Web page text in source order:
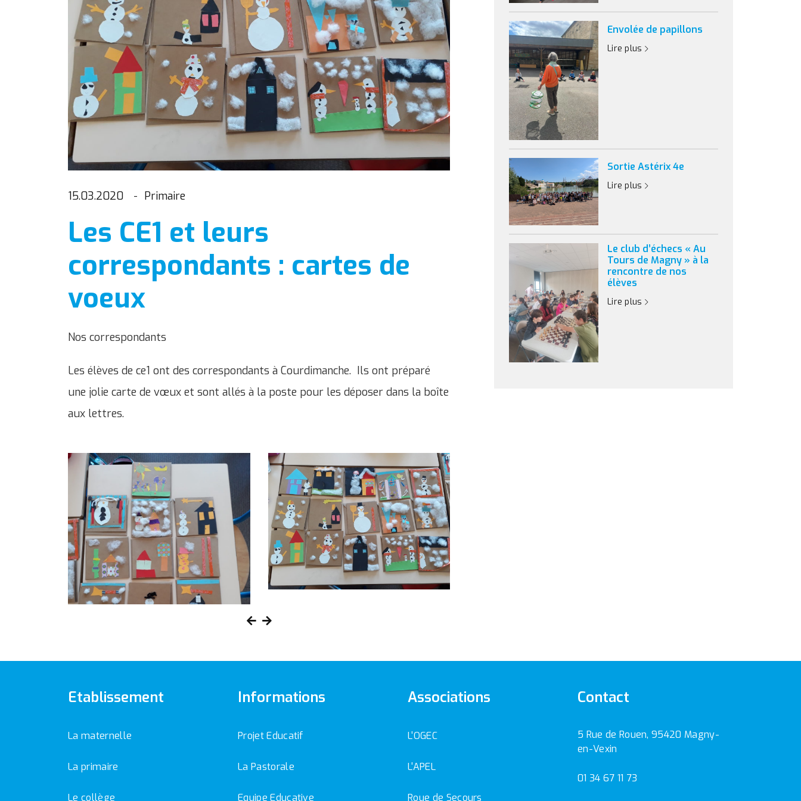
15.03.2020 Primaire
Les CE1 et leurs
correspondants : cartes de
voeux
Nos correspondants
Les élèves de ce1 ont des correspondants à Courdimanche. Ils ont préparé
une jolie carte de vœux et sont allés à la poste pour les déposer dans la boîte
aux lettres.
Envolée de papillons
Lire plus
Sortie Astérix 4e
Lire plus
Le club d’échecs « Au
Tours de Magny » à la
rencontre de nos
élèves
Lire plus
Etablissement
La maternelle
La primaire
Le collège
Informations
Projet Educatif
La Pastorale
Equipe Educative
Associations
L'OGEC
L'APEL
Roue de Secours
Contact
5 Rue de Rouen, 95420 Magny-
en-Vexin
01 34 67 11 73